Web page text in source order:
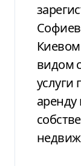
видом
услуги
аренду